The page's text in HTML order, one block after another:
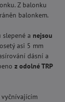
Z balonku
balonkem.
a nejsou
asi 5 mm
dásní a
z odolné TRP